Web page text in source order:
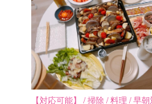
【対応可能】 / 掃除 / 料理 / 早